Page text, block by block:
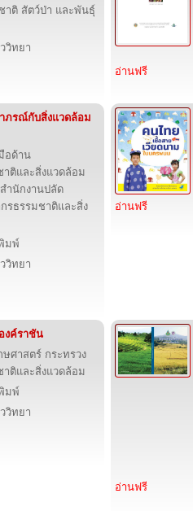
าติ สัตว์ป่า และพันธุ์
วิทยา
อ่านฟรี
ภรณ์กับสิ่งแวดล้อม
อด้าน
ติและสิ่งแวดล้อม
ำนักงานปลัด
รธรรมชาติและสิ่ง
มพ์
วิทยา
อ่านฟรี
งค์ราชัน
ศาสตร์ กระทรวง
ติและสิ่งแวดล้อม
มพ์
วิทยา
อ่านฟรี